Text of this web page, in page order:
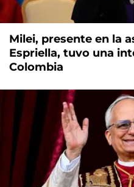
Milei, presente en la
Espriella, tuvo una
Colombia